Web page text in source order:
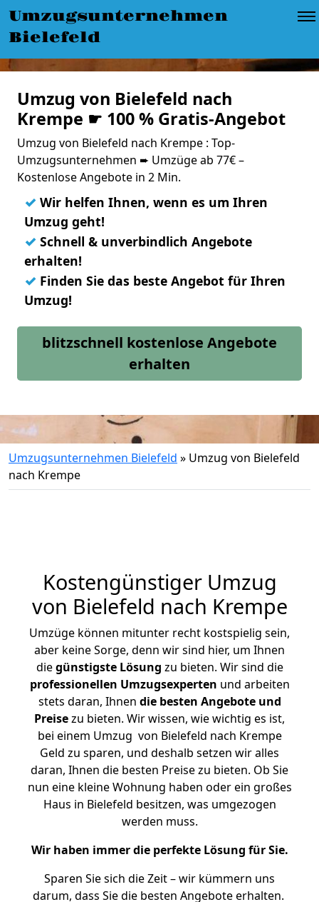
Umzugsunternehmen
Bielefeld
Umzug von Bielefeld nach
Krempe ☛ 100 % Gratis-Angebot
Umzug von Bielefeld nach Krempe : Top-
Umzugsunternehmen ➨ Umzüge ab 77€ –
Kostenlose Angebote in 2 Min.
✓ Wir helfen Ihnen, wenn es um Ihren
Umzug geht!
✓ Schnell & unverbindlich Angebote
erhalten!
✓ Finden Sie das beste Angebot für Ihren
Umzug!
blitzschnell kostenlose Angebote
erhalten
Umzugsunternehmen Bielefeld » Umzug von Bielefeld
nach Krempe
Kostengünstiger Umzug
von Bielefeld nach Krempe
Umzüge können mitunter recht kostspielig sein,
aber keine Sorge, denn wir sind hier, um Ihnen
diegünstigste Lösung zu bieten. Wir sind die
professionellen Umzugsexperten und arbeiten
stets daran, Ihnen die besten Angebote und
Preisezu bieten. Wir wissen, wie wichtig es ist,
bei einem Umzug von Bielefeld nach Krempe
Geld zu sparen, und deshalb setzen wir alles
daran, Ihnen die besten Preise zu bieten. Ob Sie
nun eine kleine Wohnung haben oder ein großes
Haus in Bielefeld besitzen, was umgezogen
werden muss.
Wir haben immer die perfekte Lösung für Sie.
Sparen Sie sich die Zeit – wir kümmern uns
darum, dass Sie die besten Angebote erhalten.